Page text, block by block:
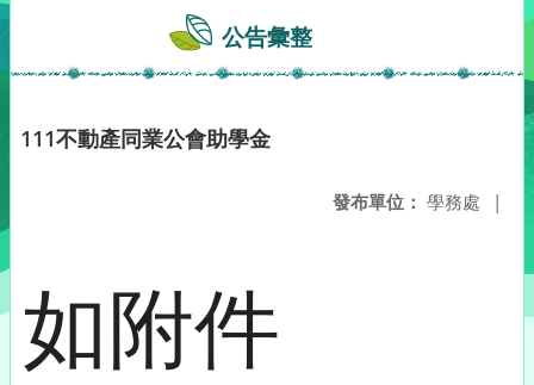
公告彙整
111不動產同業公會助學金
發布單位： 學務處 |
如附件